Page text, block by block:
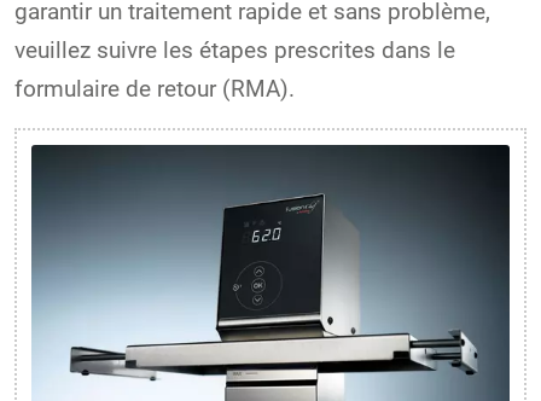
garantir un traitement rapide et sans problème,
veuillez suivre les étapes prescrites dans le
formulaire de retour (RMA).